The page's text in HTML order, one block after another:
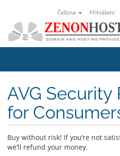
Čeština Přihlášení
AVG Security
for
Buy without risk! If you’re not
we’ll refund your money.